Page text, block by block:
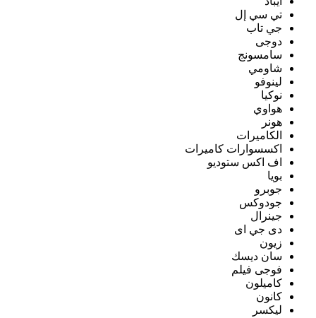
تي سي إل
جي تاب
دوجى
سامسونج
شاومي
لينوفو
نوكيا
هواوي
هونر
الكاميرات
اكسسوارات كاميرات
اف اكس ستوديو
بويا
جوبرو
جودوكس
جينرال
دى جي اى
زيون
سان ديسك
فوجى فيلم
كاميلون
كانون
ليكسر